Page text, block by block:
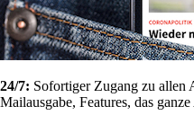
24/7: Sofortiger Zugang zu allen
Mailausgabe, Features, das